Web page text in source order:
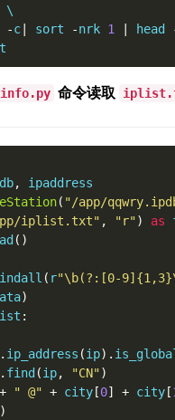
-c sort -nrk 1 head
命令读取
,
ipaddress
( "/app/
iplist.txt" , "r") as
()
( r"\b(?:[0-
)
:
. ip_address (ip).
. find (ip, "CN")
+ " @" + city [0] + city [